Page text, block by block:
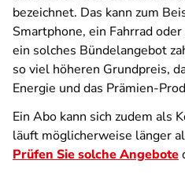
bezeichnet. Das kann zum
Smartphone, ein Fahrrad
ein solches Bündelangebot
so viel höheren Grundpreis,
Energie und das Prämien-
Ein Abo kann sich zudem als
läuft möglicherweise länger
Prüfen Sie solche Angebote